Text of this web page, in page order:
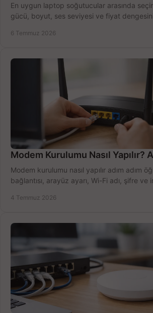
En uygun laptop soğutucular arasında
gücü, boyut, ses seviyesi ve fiyat
6 Temmuz 2026
Modem Kurulumu Nasıl Yapılır?
Modem kurulumu nasıl yapılır adım adım
bağlantısı, arayüz ayarı, Wi-Fi adı, şifre ve
4 Temmuz 2026